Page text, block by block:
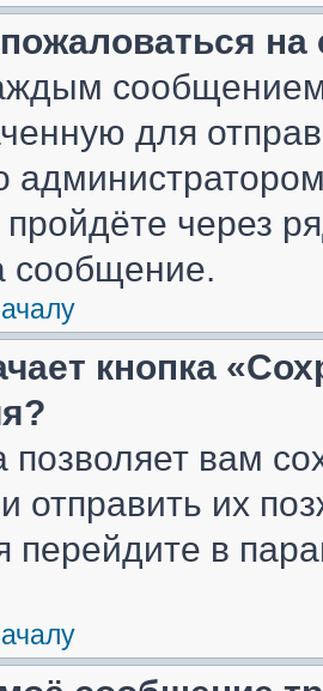
сообщением
для
пройдёте через
сообщение.
кнопка
позволяет вам
отправить их
перейдите в